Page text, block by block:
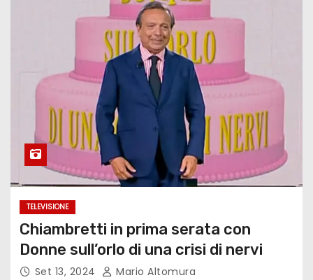
TELEVISIONE
Chiambretti in prima serata con
Donne sull’orlo di una crisi di nervi
Set 13, 2024 Mario Altomura